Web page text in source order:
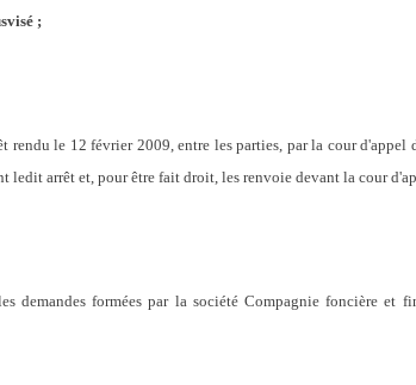
;
rendu le 12 février 2009, entre les parties, par la cour d'appel
ledit arrêt et, pour être fait droit, les renvoie devant la cour
demandes formées par la société Compagnie foncière et